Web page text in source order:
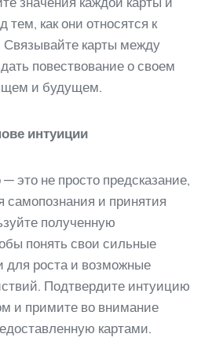
как они относятся к
карты между
повествование о своем
и будущем.
интуиции
это не просто предсказание,
самопознания и принятия
полученную
понять свои сильные
для роста и возможные
Подтвердите интуицию
и примите во внимание
картами.